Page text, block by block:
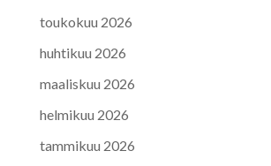
toukokuu 2026
huhtikuu 2026
maaliskuu 2026
helmikuu 2026
tammikuu 2026